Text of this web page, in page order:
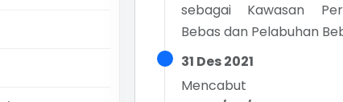
sebagai Kawasan
Bebas dan Pelabuhan
31 Des 2021
Mencabut